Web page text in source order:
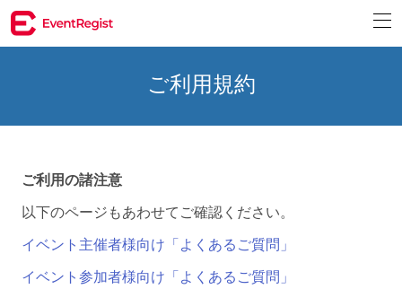
ご利用規約
ご利用の諸注意
以下のページもあわせてご確認ください。
イベント主催者様向け「よくあるご質問」
イベント参加者様向け「よくあるご質問」